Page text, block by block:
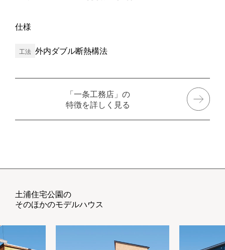
仕様
工法 外内ダブル断熱構法
「一条工務店」の
特徴を詳しく見る
土浦住宅公園の
そのほかのモデルハウス